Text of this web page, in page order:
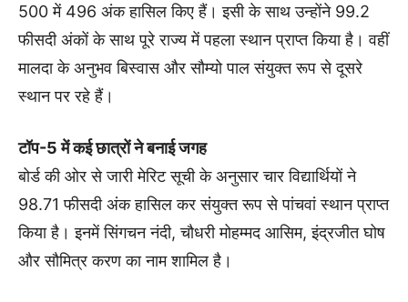
500 में 496 अंक हासिल किए हैं। इसी के साथ उन्होंने 99.2
फीसदी अंकों के साथ पूरे राज्य में पहला स्थान प्राप्त किया है। वहीं
मालदा के अनुभव बिस्वास और सौम्यो पाल संयुक्त रूप से दूसरे
स्थान पर रहे हैं।
टॉप-5 में कई छात्रों ने बनाई जगह
बोर्ड की ओर से जारी मेरिट सूची के अनुसार चार विद्यार्थियों ने
98.71 फीसदी अंक हासिल कर संयुक्त रूप से पांचवां स्थान प्राप्त
किया है। इनमें सिंगचन नंदी, चौधरी मोहम्मद आसिम, इंद्रजीत घोष
और सौमित्र करण का नाम शामिल है।